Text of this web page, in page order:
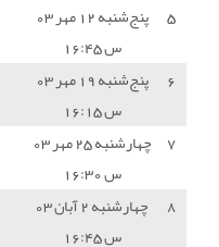
جم پارس جنوبی جم
رشت داماش گیلان
شهر راز شیراز
جم پارس جنوبی جم